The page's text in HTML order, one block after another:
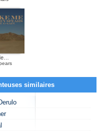
similaires